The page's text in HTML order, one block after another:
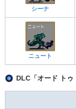
シーナ
ニュート
DLC「オード トゥ